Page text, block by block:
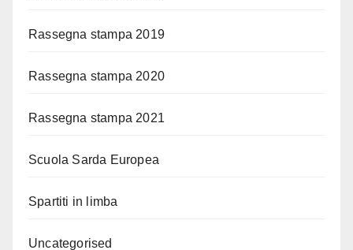
Rassegna stampa 2019
Rassegna stampa 2020
Rassegna stampa 2021
Scuola Sarda Europea
Spartiti in limba
Uncategorised